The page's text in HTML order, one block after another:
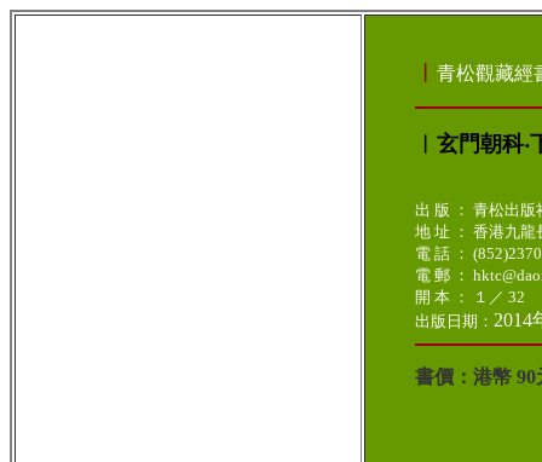
青松觀藏經
︳玄門朝科
出 版 ： 青松出版
地 址 ： 香港九
電 話 ：
電 郵 ：
開 本 ： １／ 32
出版日期 ： 2014
書價：港幣